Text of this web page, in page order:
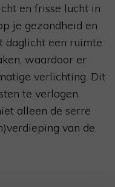
en frisse lucht in
je gezondheid en
daglicht een ruimte
waardoor er
verlichting. Dit
te verlagen.
alleen de serre
van de